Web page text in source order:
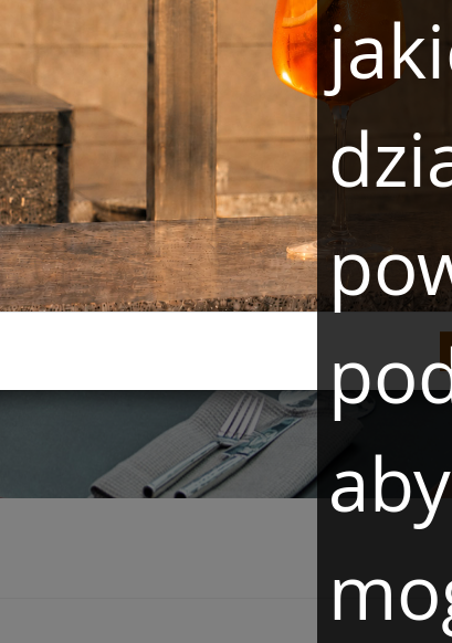
KONTAKT
Warszawa, Plac Powstańców Warszawy 9
E-mail:
szostka@hotel.com.pl
Tel:
+48 22 470 03 51